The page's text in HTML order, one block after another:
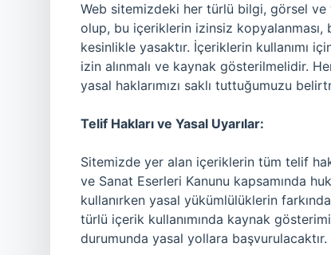
Web sitemizdeki her türlü bilgi, görsel ve
olup, bu içeriklerin izinsiz kopyalanması,
kesinlikle yasaktır. İçeriklerin kullanımı
izin alınmalı ve kaynak gösterilmelidir.
yasal haklarımızı saklı tuttuğumuzu
Telif Hakları ve Yasal Uyarılar:
Sitemizde yer alan içeriklerin tüm telif
ve Sanat Eserleri Kanunu kapsamında
kullanırken yasal yükümlülüklerin
türlü içerik kullanımında kaynak
durumunda yasal yollara başvurulacaktır.